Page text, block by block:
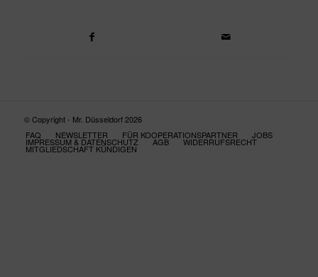
© Copyright - Mr. Düsseldorf 2026
FAQ
NEWSLETTER FÜR KOOPERATIONSPARTNER JOBS
IMPRESSUM & DATENSCHUTZ AGB WIDERRUFSRECHT
MITGLIEDSCHAFT KÜNDIGEN